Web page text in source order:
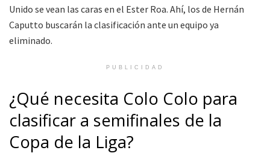
Unido se vean las caras en el Ester Roa. Ahí, los de Hernán
Caputto buscarán la clasificación ante un equipo ya
eliminado.
PUBLICIDAD
¿Qué necesita Colo Colo para
clasificar a semifinales de la
Copa de la Liga?